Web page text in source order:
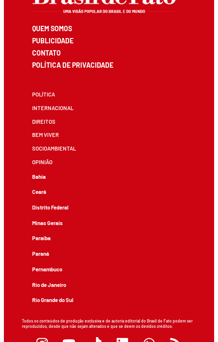
QUEM SOMOS
PUBLICIDADE
CONTATO
POLÍTICA DE PRIVACIDADE
POLÍTICA
INTERNACIONAL
DIREITOS
BEM VIVER
SOCIOAMBIENTAL
OPINIÃO
Bahia
Ceará
Distrito Federal
Minas Gerais
Paraíba
Paraná
Pernambuco
Rio de Janeiro
Rio Grande do Sul
Todos os conteúdos de produção exclusiva e de autoria editorial do Brasil de Fato podem ser
reproduzidos, desde que não sejam alterados e que se deem os devidos créditos.